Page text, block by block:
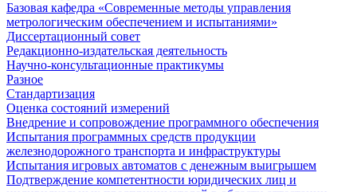
Базовая кафедра «Современные методы управления
метрологическим обеспечением и испытаниями»
Диссертационный совет
Редакционно-издательская деятельность
Научно-консультационные практикумы
Разное
Стандартизация
Оценка состояний измерений
Внедрение и сопровождение программного обеспечения
Испытания программных средств продукции
железнодорожного транспорта и инфраструктуры
Испытания игровых автоматов с денежным выигрышем
Подтверждение компетентности юридических лиц и